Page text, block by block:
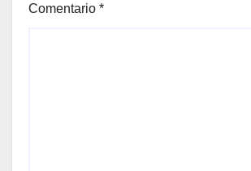
Comentario *